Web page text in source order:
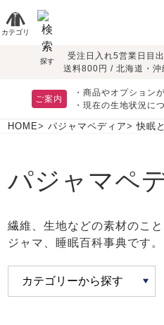
カテゴリ
探す
季節で
レディース
春
生地で
さがす
綿100% リネ
オーガニック素材
ガー
目的
さが
パジャマ
そろえ
パジャマ
上着単品
夏パジャマ特集
パジ
お支払い・送料・配送
返品・交換
会社概要
受注日入れ5営業日目
送料800円 / 北海道・沖
ご案内
・商品やオプション
・現在の生地状況に
HOME パジャマペディア 快眠
パジャマペ
繊維、生地などの素材のこ
ジャマ、睡眠百科事典です。